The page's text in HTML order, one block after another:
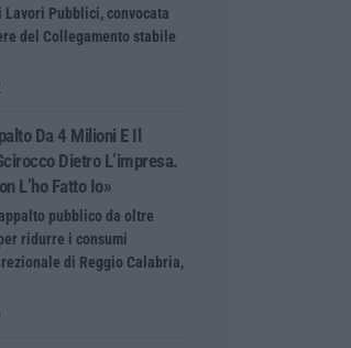
Pubblici, convocata
del Collegamento stabile
Da 4 Milioni E Il
Dietro L’impresa.
L’ho Fatto Io»
appalto pubblico da oltre
ridurre i consumi
di Reggio Calabria,